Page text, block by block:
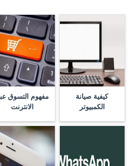
كيفية صيانة
الكمبيوتر
مفهوم التسوق
الانترنت